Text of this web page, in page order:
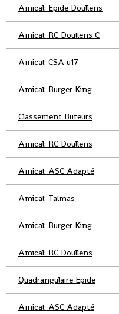
Amical: Epide Doullens
Amical: RC Doullens C
Amical: CSA u17
Amical: Burger King
Classement Buteurs
Amical: RC Doullens
Amical: ASC Adapté
Amical: Talmas
Amical: Burger King
Amical: RC Doullens
Quadrangulaire Epide
Amical: ASC Adapté